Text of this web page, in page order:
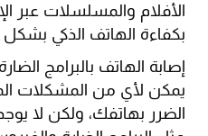
الأفلام والمسلسلات عبر
بكفاءة الهاتف الذكي
إصابة الهاتف بالبرامج
يمكن لأي من المشكلات
الضرر بهاتفك، ولكن لا